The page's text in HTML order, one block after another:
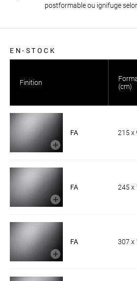
postformable ou ignifuge
EN-STOCK
Finition
(cm)
FA 215 x
FA 245 x
FA 307 x